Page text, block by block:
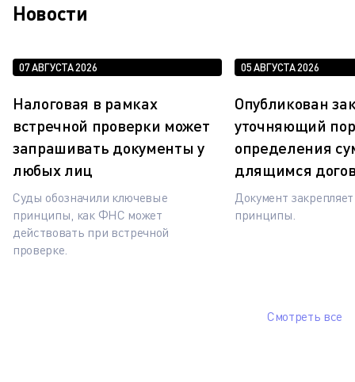
Новости
07 АВГУСТА 2026
Налоговая в рамках
встречной проверки может
запрашивать документы у
любых лиц
Суды обозначили ключевые
принципы, как ФНС может
действовать при встречной
проверке.
05 АВГУСТА 2026
Опубликован
уточняющий
определения
длящимся
Документ
принципы.
Смотреть все